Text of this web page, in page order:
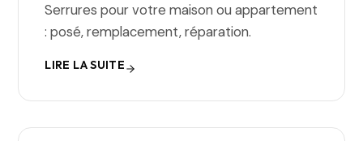
Serrures pour votre maison ou appartement
: posé, remplacement, réparation.
LIRE LA SUITE